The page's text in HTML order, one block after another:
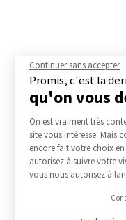
Continuer sans accepter
Promis, c'est la
qu'on vous
Plateforme
On est vraiment très
site vous intéresse. Mais
encore fait votre choix
autorisez à suivre votre
vous nous autorisez à